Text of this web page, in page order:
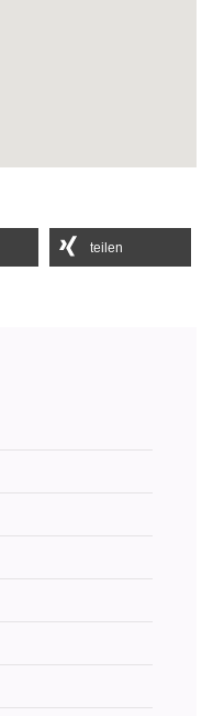
teilen